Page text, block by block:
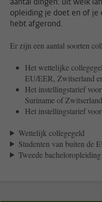
opleiding je doet en of je
hebt afgerond.
Er zijn een aantal soorten
Het wettelijke
EU/EER, Zwitserland
Het instellingstarief
Suriname of
Het instellingstarief
Wettelijk collegegeld
Studenten van buiten de
Tweede bacheloropleiding